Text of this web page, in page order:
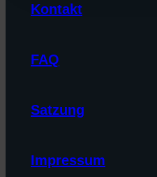
Kontakt
FAQ
Satzung
Impressum